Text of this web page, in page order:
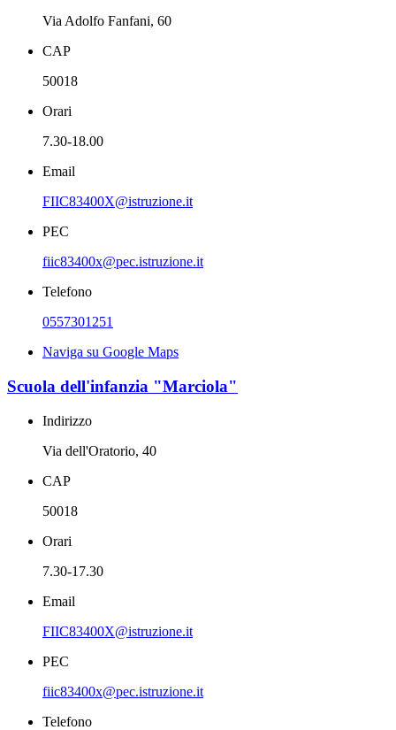
Via Adolfo Fanfani, 60
CAP
50018
Orari
7.30-18.00
Email
FIIC83400X@istruzione.it
PEC
fiic83400x@pec.istruzione.it
Telefono
0557301251
Naviga su Google Maps
Scuola dell'infanzia "Marciola"
Indirizzo
Via dell'Oratorio, 40
CAP
50018
Orari
7.30-17.30
Email
FIIC83400X@istruzione.it
PEC
fiic83400x@pec.istruzione.it
Telefono